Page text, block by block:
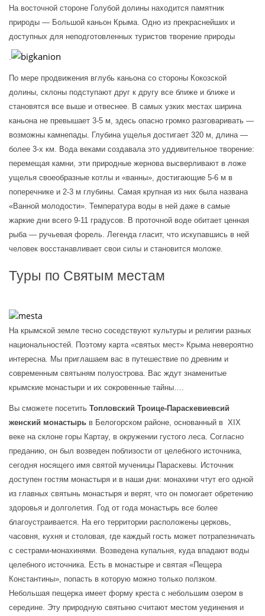
На восточной стороне Голубой долины находится памятник
природы — Большой каньон Крыма. Одно из прекраснейших и
доступных для неподготовленных туристов творение природы
По мере продвижения вглубь каньона со стороны Кокозской
долины, склоны подступают друг к другу все ближе и ближе и
становятся все выше и отвеснее. В самых узких местах ширина
каньона не превышает 3-5 м, здесь опасно громко разговаривать —
возможны камнепады. Глубина ущелья достигает 320 м, длина —
более 3-х км. Вода веками создавала это уддивительное творение:
перемещая камни, эти природные жернова высверливают в ложе
ущелья своеобразные котлы и «ванны», достигающие 5-6 м в
поперечнике и 2-3 м глубины. Самая крупная из них была названа
«Ванной молодости». Температура воды в ней даже в самые
жаркие дни всего 9-11 градусов. В проточной воде обитает ценная
рыба — ручьевая форель. Легенда гласит, что искупавшись в ней
человек восстанавливает свои силы и становится моложе.
Туры по Святым местам
На крымской земле тесно соседствуют культуры и религии разных
национальностей. Поэтому карта «святых мест» Крыма невероятно
интересна. Мы приглашаем вас в путешествие по древним и
современным святыням полуострова. Вас ждут знаменитые
крымские монастыри и их сокровенные тайны….
Вы сможете посетить Топловский Троице-Параскевиевсий
женский монастырь в Белогорском районе, основанный в  XIX
веке на склоне горы Картау, в окружении густого леса. Согласно
преданию, он был возведен поблизости от целебного источника,
сегодня носящего имя святой мученицы Параскевы. Источник
доступен гостям монастыря и в наши дни: монахини чтут его одной
из главных святынь монастыря и верят, что он помогает обретению
здоровья и долголетия. Год от года монастырь все более
благоустраивается. На его территории расположены церковь,
часовня, кухня и столовая, где каждый гость может потрапезничать
с сестрами-монахинями. Возведена купальня, куда впадают воды
целебного источника. Есть в монастыре и святая «Пещера
Константины», попасть в которую можно только ползком.
Небольшая пещерка имеет форму креста с небольшим озером в
середине. Эту природную святыню считают местом уединения и